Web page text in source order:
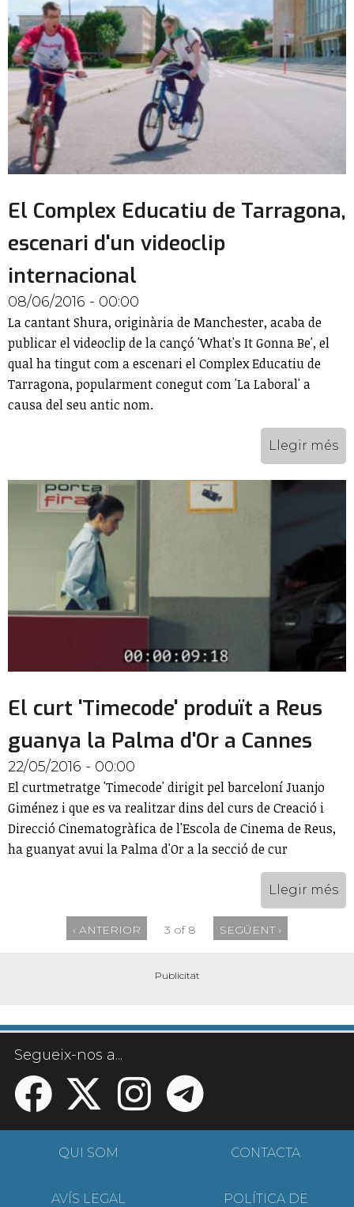
El Complex Educatiu de Tarragona,
escenari d'un videoclip
internacional
08/06/2016 - 00:00
La cantant Shura, originària de Manchester, acaba de
publicar el videoclip de la cançó 'What's It Gonna Be', el
qual ha tingut com a escenari el Complex Educatiu de
Tarragona, popularment conegut com 'La Laboral' a
causa del seu antic nom.
Llegir més
El curt 'Timecode' produït a Reus
guanya la Palma d'Or a Cannes
22/05/2016 - 00:00
El curtmetratge 'Timecode' dirigit pel barceloní Juanjo
Giménez i que es va realitzar dins del curs de Creació i
Direcció Cinematogràfica de l'Escola de Cinema de Reus,
ha guanyat avui la Palma d'Or a la secció de cur
Llegir més
‹ ANTERIOR 3 of 8 SEGÜENT ›
Segueix-nos a...
QUI SOM CONTACTA
AVÍS LEGAL POLÍTICA DE